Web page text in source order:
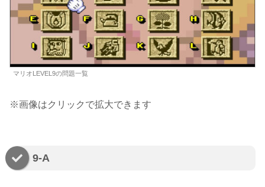
マリオLEVEL9の問題一覧
※画像はクリックで拡大できます
9-A